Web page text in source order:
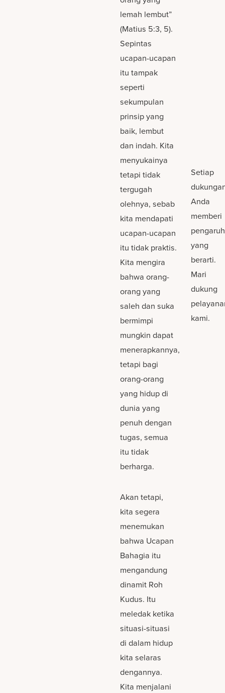
lemah lembut”
(Matius 5:3, 5).
Sepintas
ucapan-ucapan
itu tampak
seperti
sekumpulan
prinsip yang
baik, lembut
dan indah. Kita
menyukainya
tetapi tidak
tergugah
olehnya, sebab
kita mendapati
ucapan-ucapan
itu tidak praktis.
Kita mengira
bahwa orang-
orang yang
saleh dan suka
bermimpi
mungkin dapat
menerapkannya,
tetapi bagi
orang-orang
yang hidup di
dunia yang
penuh dengan
tugas, semua
itu tidak
berharga.
Akan tetapi,
kita segera
menemukan
bahwa Ucapan
Bahagia itu
mengandung
dinamit Roh
Kudus. Itu
meledak ketika
situasi-situasi
di dalam hidup
kita selaras
dengannya.
Kita menjalani
Setiap
Anda
memberi
pengaruh
yang
berarti.
Mari
dukung
kami.